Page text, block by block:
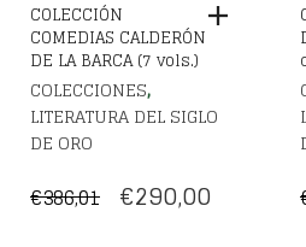
COLECCIÓN
COMEDIAS CALDERÓN
DE LA BARCA (7 vols.)
COLECCIONES,
LITERATURA DEL SIGLO
DE ORO
€386,01 EL
€290,00